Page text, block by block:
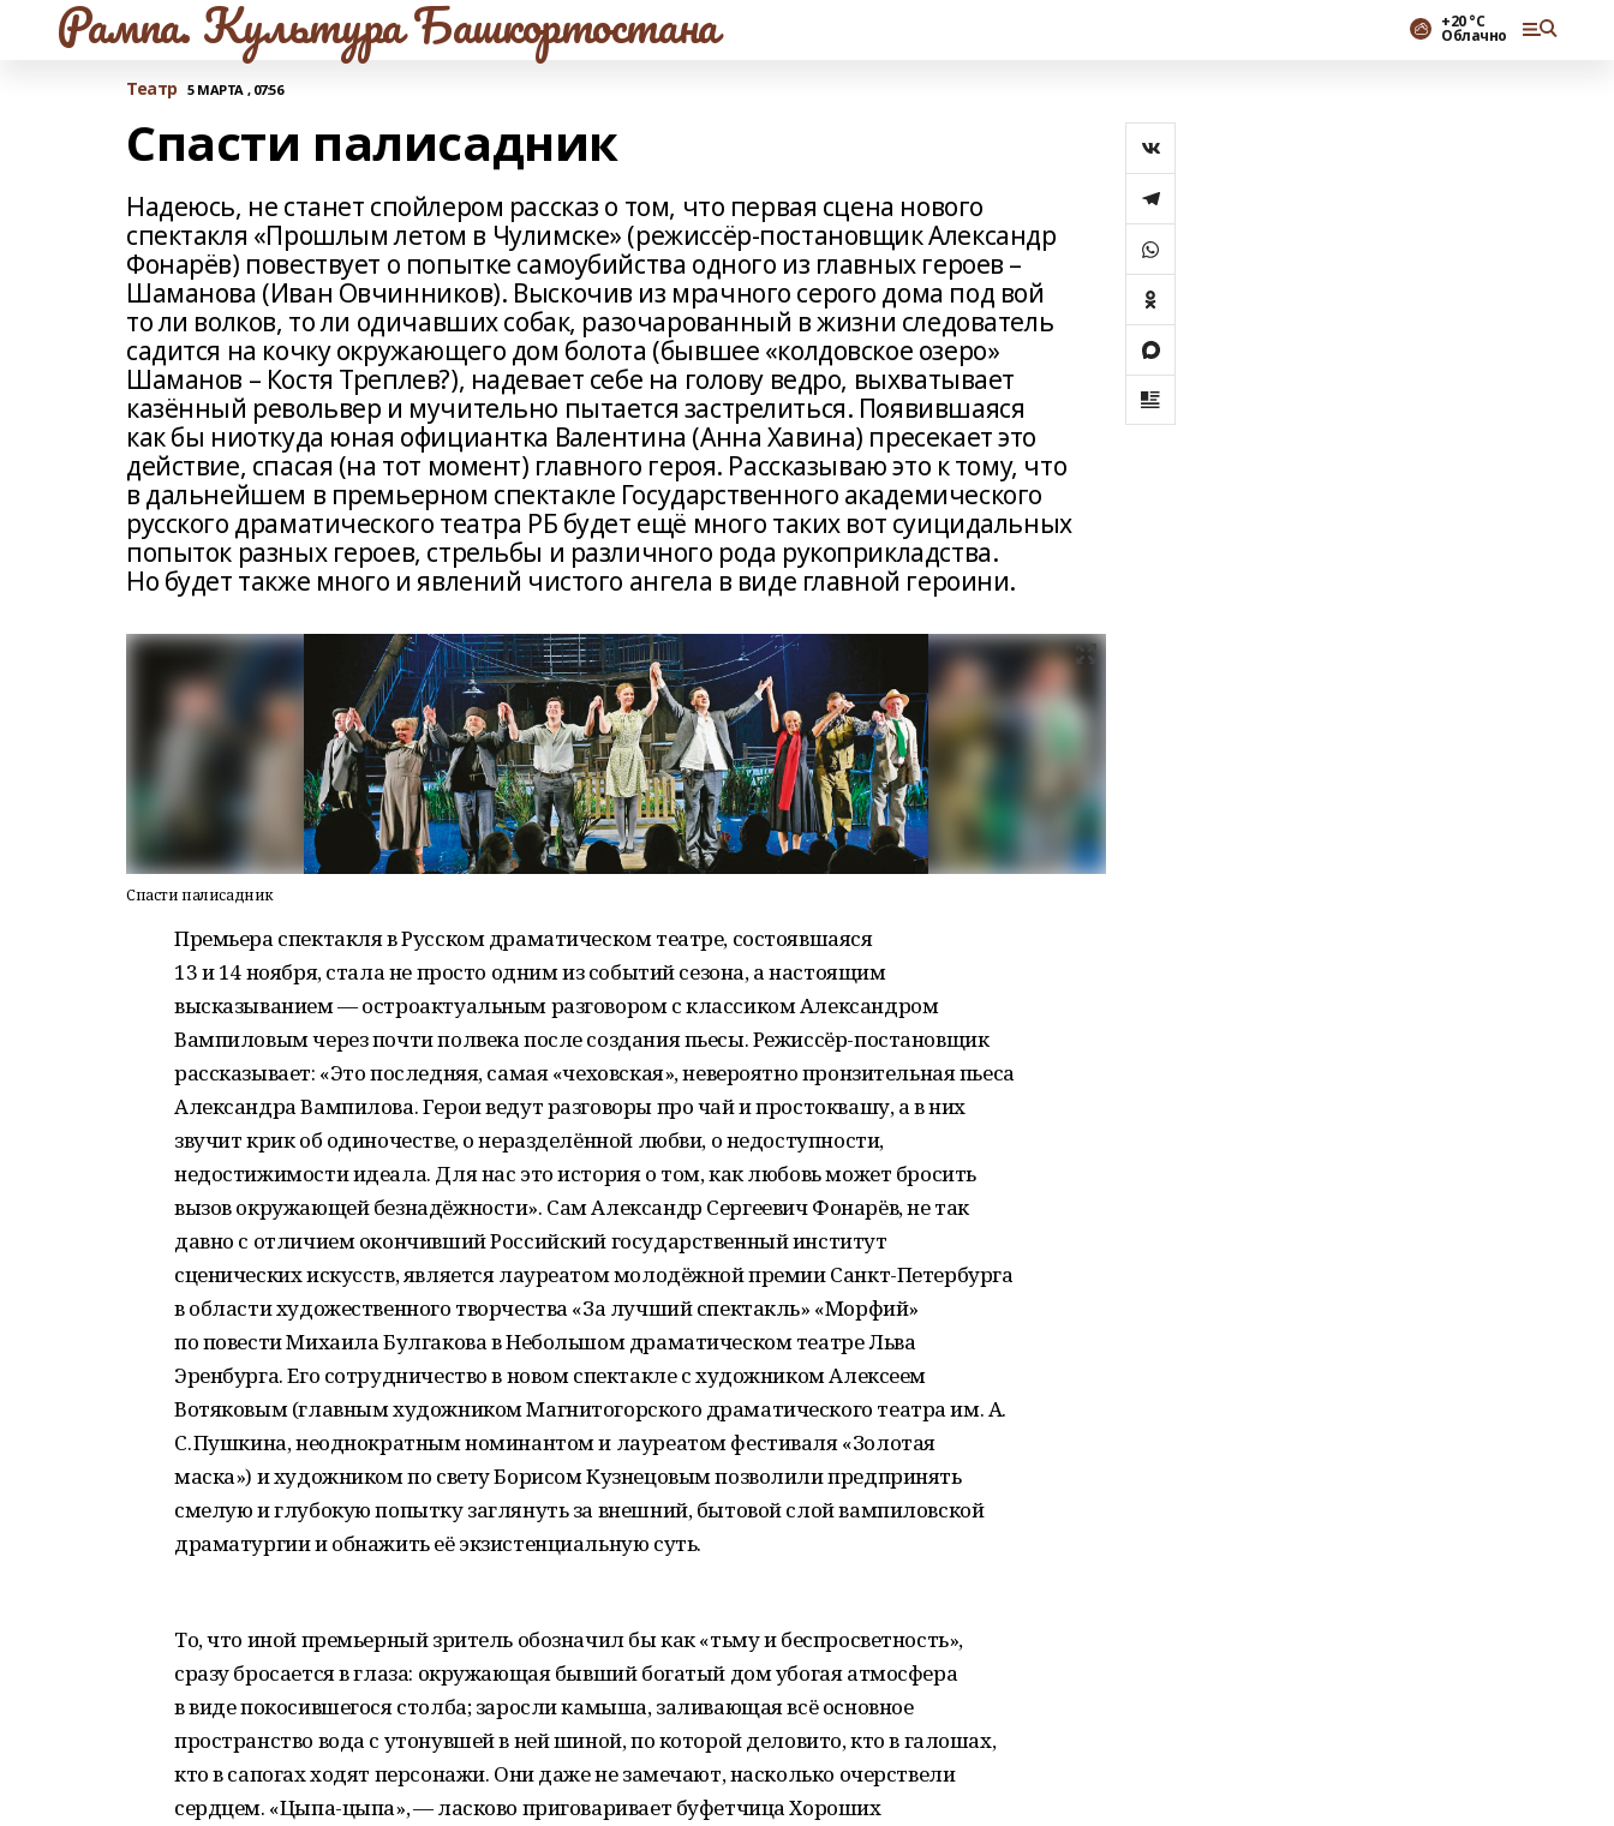
Рампа. Культура Башкортостана +20 °С
Облачно
Театр 5 МАРТА , 07:56
Спасти палисадник
Надеюсь, не станет спойлером рассказ о том, что первая сцена нового
спектакля «Прошлым летом в Чулимске» (режиссёр-постановщик Александр
Фонарёв) повествует о попытке самоубийства одного из главных героев –
Шаманова (Иван Овчинников). Выскочив из мрачного серого дома под вой
то ли волков, то ли одичавших собак, разочарованный в жизни следователь
садится на кочку окружающего дом болота (бывшее «колдовское озеро»
Шаманов – Костя Треплев?), надевает себе на голову ведро, выхватывает
казённый револьвер и мучительно пытается застрелиться. Появившаяся
как бы ниоткуда юная официантка Валентина (Анна Хавина) пресекает это
действие, спасая (на тот момент) главного героя. Рассказываю это к тому, что
в дальнейшем в премьерном спектакле Государственного академического
русского драматического театра РБ будет ещё много таких вот суицидальных
попыток разных героев, стрельбы и различного рода рукоприкладства.
Но будет также много и явлений чистого ангела в виде главной героини.
Спасти палисадник
Премьера спектакля в Русском драматическом театре, состоявшаяся
13 и 14 ноября, стала не просто одним из событий сезона, а настоящим
высказыванием — остроактуальным разговором с классиком Александром
Вампиловым через почти полвека после создания пьесы. Режиссёр-постановщик
рассказывает: «Это последняя, самая «чеховская», невероятно пронзительная пьеса
Александра Вампилова. Герои ведут разговоры про чай и простоквашу, а в них
звучит крик об одиночестве, о неразделённой любви, о недоступности,
недостижимости идеала. Для нас это история о том, как любовь может бросить
вызов окружающей безнадёжности». Сам Александр Сергеевич Фонарёв, не так
давно с отличием окончивший Российский государственный институт
сценических искусств, является лауреатом молодёжной премии Санкт-Петербурга
в области художественного творчества «За лучший спектакль» «Морфий»
по повести Михаила Булгакова в Небольшом драматическом театре Льва
Эренбурга. Его сотрудничество в новом спектакле с художником Алексеем
Вотяковым (главным художником Магнитогорского драматического театра им. А.
С. Пушкина, неоднократным номинантом и лауреатом фестиваля «Золотая
маска») и художником по свету Борисом Кузнецовым позволили предпринять
смелую и глубокую попытку заглянуть за внешний, бытовой слой вампиловской
драматургии и обнажить её экзистенциальную суть.
То, что иной премьерный зритель обозначил бы как «тьму и беспросветность»,
сразу бросается в глаза: окружающая бывший богатый дом убогая атмосфера
в виде покосившегося столба; заросли камыша, заливающая всё основное
пространство вода с утонувшей в ней шиной, по которой деловито, кто в галошах,
кто в сапогах ходят персонажи. Они даже не замечают, насколько очерствели
сердцем. «Цыпа-цыпа», — ласково приговаривает буфетчица Хороших